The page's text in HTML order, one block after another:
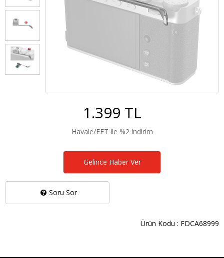
Soru Sor
1.399 TL
Havale/EFT ile %2 indirim
Ürün Kodu : FDCA68999
Gelince Haber Ver